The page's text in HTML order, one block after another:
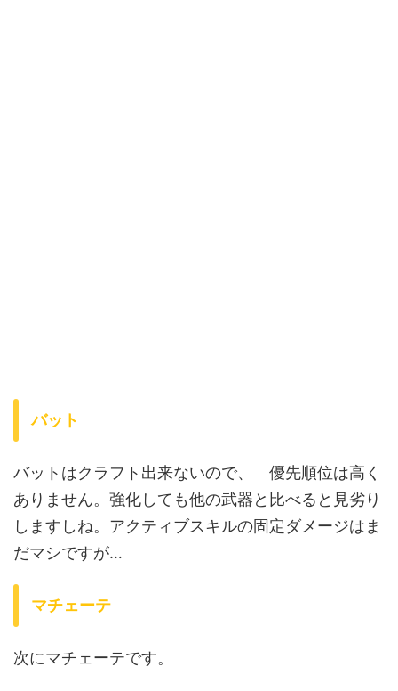
バット
バットはクラフト出来ないので、 優先順位は高く
ありません。強化しても他の武器と比べると見劣り
しますしね。アクティブスキルの固定ダメージはま
だマシですが…
マチェーテ
次にマチェーテです。